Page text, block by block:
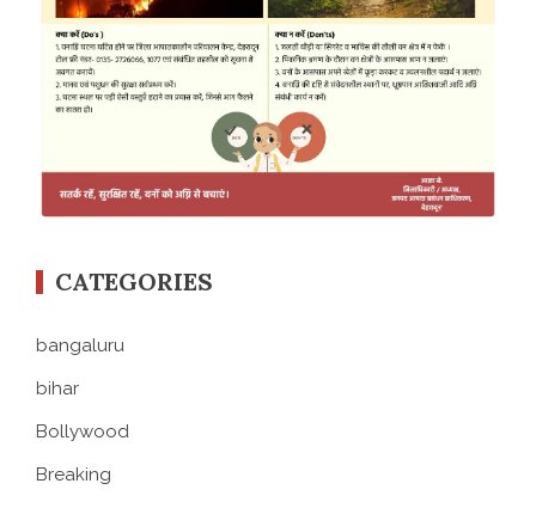
CATEGORIES
bangaluru
bihar
Bollywood
Breaking